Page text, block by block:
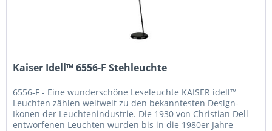
Kaiser Idell™ 6556-F Stehleuchte
6556-F - Eine wunderschöne Leseleuchte KAISER idell™
Leuchten zählen weltweit zu den bekanntesten Design-
Ikonen der Leuchtenindustrie. Die 1930 von Christian Dell
entworfenen Leuchten wurden bis in die 1980er Jahre